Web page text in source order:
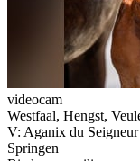
videocam
Westfaal, Hengst,
V: Aganix du
Springen